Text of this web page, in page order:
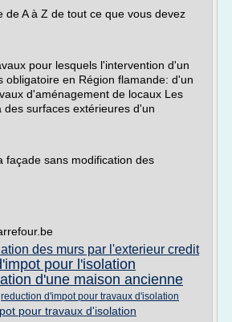
de A à Z de tout ce que vous devez
pour lesquels l'intervention d'un
obligatoire en Région flamande: d'un
d'aménagement de locaux Les
des surfaces extérieures d'un
façade sans modification des
des murs par l'exterieur credit
pour l'isolation
d'une maison ancienne
reduction d'impot pour travaux d'isolation
pour travaux d'isolation